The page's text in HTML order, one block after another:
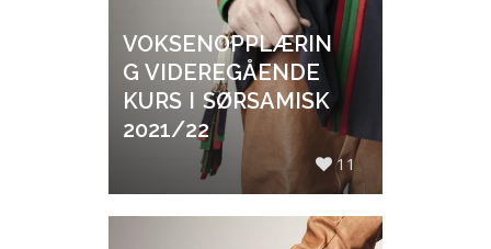
VOKSENOPPLÆRIN
G VIDEREGÅENDE
KURS I SØRSAMISK
2021/22
11